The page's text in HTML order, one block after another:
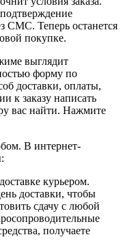
СМС. Теперь останется
покупке.
выглядит
форму по
доставки, оплаты,
к заказу написать
вас найти. Нажмите
В интернет-
курьером.
доставки, чтобы
сдачу с любой
получаете